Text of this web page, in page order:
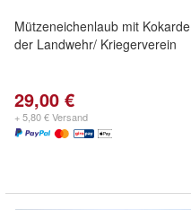
Mützeneichenlaub mit Kokarde
der Landwehr/ Kriegerverein
29,00 €
+ 5,80 € Versand